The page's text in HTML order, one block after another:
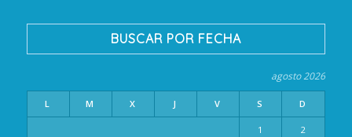
BUSCAR POR FECHA
agosto 2026
L M X J V S D
1 2